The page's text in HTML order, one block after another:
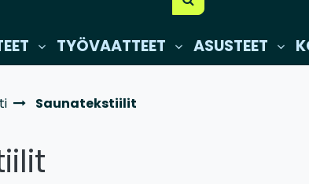
TYÖVAATTEET ASUSTEET
Saunatekstiilit